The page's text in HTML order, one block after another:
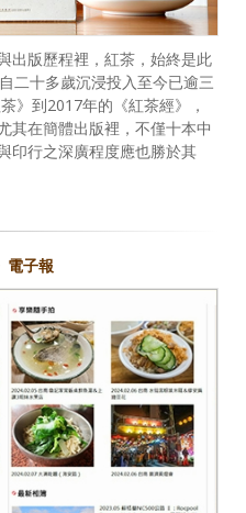
出版歷程裡，紅茶，始終是此
十多歲沉浸投入至今已逾三
》到2017年的《紅茶經》，
其在簡體出版裡，不僅十本中
印行之深廣程度應也勝於其
電子報